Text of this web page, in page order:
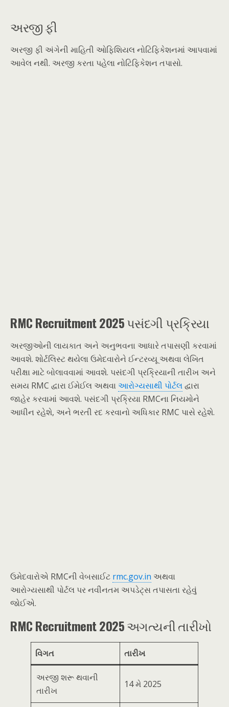
અરજી ફી
અરજી ફી અંગેની માહિતી ઓફિશિયલ નોટિફિકેશનમાં આપવામાં
આવેલ નથી. અરજી કરતા પહેલા નોટિફિકેશન તપાસો.
RMC Recruitment 2025પસંદગી પ્રક્રિયા
અરજીઓની લાયકાત અને અનુભવના આધારે તપાસણી કરવામાં
આવશે. શોર્ટલિસ્ટ થયેલા ઉમેદવારોને ઈન્ટરવ્યૂ અથવા લેખિત
પરીક્ષા માટે બોલાવવામાં આવશે. પસંદગી પ્રક્રિયાની તારીખ અને
સમય RMC દ્વારા ઈમેઈલ અથવા આરોગ્યસાથી પોર્ટલદ્વારા
જાહેર કરવામાં આવશે. પસંદગી પ્રક્રિયા RMCના નિયમોને
આધીન રહેશે, અને ભરતી રદ કરવાનો અધિકાર RMC પાસે રહેશે.
ઉમેદવારોએ RMCની વેબસાઈટ rmc.gov.in અથવા
આરોગ્યસાથી પોર્ટલ પર નવીનતમ અપડેટ્સ તપાસતા રહેવું
જોઈએ.
RMC Recruitment 2025અગત્યની તારીખો
વિગત તારીખ
અરજી શરૂ થવાની
તારીખ
14 મે 2025